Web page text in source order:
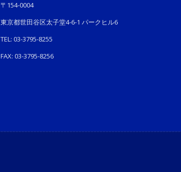
〒154-0004
東京都世田谷区太子堂4-6-1 パークヒル6
TEL: 03-3795-8255
FAX: 03-3795-8256